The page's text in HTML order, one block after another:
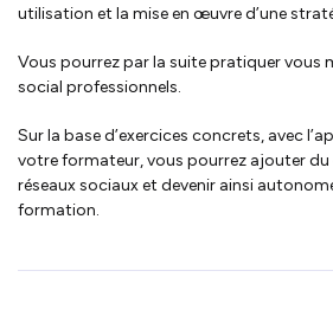
utilisation et la mise en œuvre d’une
Vous pourrez par la suite pratiquer vous
social professionnels.
Sur la base d’exercices concrets, avec
votre formateur, vous pourrez ajouter
réseaux sociaux et devenir ainsi
formation.